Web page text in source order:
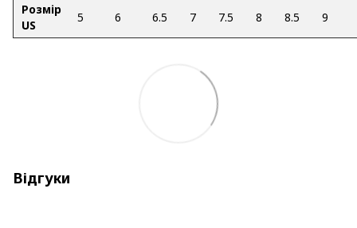
Розмір
US
5 6 6.5 7 7.5 8 8.5 9
Відгуки